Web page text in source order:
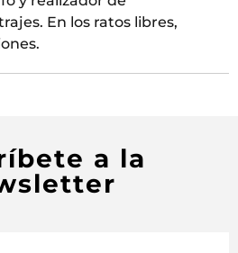
En los ratos libres,
a la